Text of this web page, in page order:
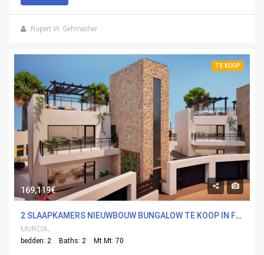
Rupert W. Gehmacher
TE KOOP
169,119€
2 SLAAPKAMERS NIEUWBOUW BUNGALOW TE KOOP IN FUENTEALAMO, MURCIA
MURCIA,
bedden: 2
Baths: 2 Mt Mt: 70